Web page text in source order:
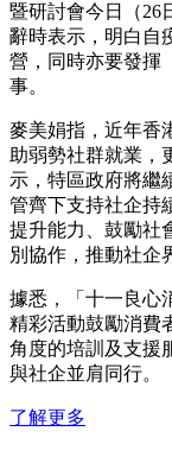
暨研討會今日（26
辭時表示，明白自
營，同時亦要發揮
事。
麥美娟指，近年香
助弱勢社群就業，
示，特區政府將繼
管齊下支持社企持
提升能力、鼓勵社
別協作，推動社企
據悉，「十一良心
精彩活動鼓勵消費
角度的培訓及支援
與社企並肩同行。
了解更多